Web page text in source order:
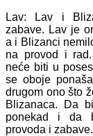
Lav: Lav i
zabave. Lav je
a i Blizanci
na provod i
neće biti u
se oboje
drugom ono što
Blizanaca. Da
ponekad i da
provoda i zabave.